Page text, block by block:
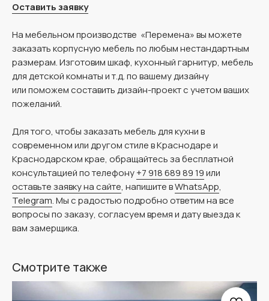
Оставить заявку
На мебельном производстве «Перемена» вы можете
заказать корпусную мебель по любым нестандартным
размерам. Изготовим шкаф, кухонный гарнитур, мебель
для детской комнаты и т.д. по вашему дизайну
или поможем составить дизайн-проект с учетом ваших
пожеланий.
Для того, чтобы заказать мебель для кухни в
современном или другом стиле в Краснодаре и
Краснодарском крае, обращайтесь за бесплатной
консультацией по телефону+7 918 689 89 19или
оставьте заявку на сайте, напишите вWhatsApp,
Telegram. Мы с радостью подробно ответим на все
вопросы по заказу, согласуем время и дату выезда к
вам замерщика.
Смотрите также